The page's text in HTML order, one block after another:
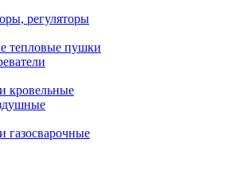
регуляторы
тепловые пушки
кровельные
газосварочные